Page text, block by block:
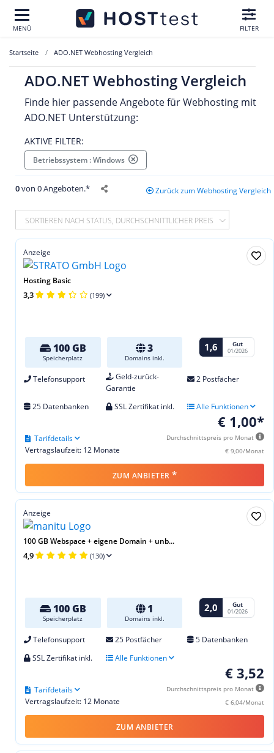
MENÜ FILTER
Startseite ADO.NET Webhosting Vergleich
ADO.NET Webhosting Vergleich
Finde hier passende Angebote für Webhosting mit
ADO.NET Unterstützung:
AKTIVE FILTER:
Betriebssystem : Windows
0von 0 Angeboten.* Zurück zum Webhosting Vergleich
SORTIEREN NACH STATUS, DURCHSCHNITTLICHER PREIS
Anzeige
Hosting Basic
3,3 (199)
100 GB
Speicherplatz
3
Domains inkl.
1,6 Gut
01/2026
Telefonsupport
Geld-zurück-
Garantie
2 Postfächer
25 Datenbanken SSL Zertifikat inkl. Alle Funktionen
€ 1,00*
Durchschnittspreis pro Monat
€ 9,00/Monat
Vertragslaufzeit: 12 Monate
Tarifdetails
ZUM ANBIETER *
Anzeige
100 GB Webspace + eigene Domain + unb...
4,9 (130)
100 GB
Speicherplatz
1
Domains inkl.
2,0 Gut
01/2026
Telefonsupport 25 Postfächer
5 Datenbanken
SSL Zertifikat inkl.
Alle Funktionen
€ 3,52
Durchschnittspreis pro Monat
€ 6,04/Monat
Vertragslaufzeit: 12 Monate
Tarifdetails
ZUM ANBIETER